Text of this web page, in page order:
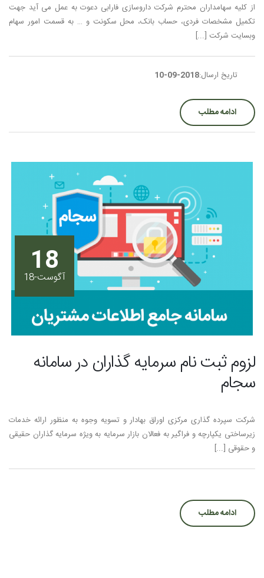
از کلیه سهامداران محترم شرکت داروسازی فارابی دعوت به عمل می آید جهت
تکمیل مشخصات فردی، حساب بانک، محل سکونت و … به قسمت امور سهام
وبسایت شرکت [...]
تاریخ ارسال:2018-09-10
ادامه مطلب
18
آگوست-18
لزوم ثبت نام سرمايه گذاران در سامانه
سجام
شرکت سپرده گذاری مرکزی اوراق بهادار و تسویه وجوه به منظور ارائه خدمات
زیرساختی یکپارچه و فراگیر به فعالان بازار سرمایه به ویژه سرمایه گذاران حقیقی
و حقوقی [...]
ادامه مطلب